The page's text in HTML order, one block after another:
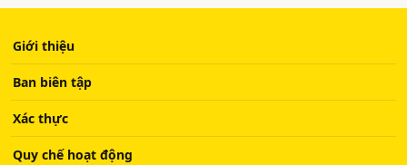
Giới thiệu
Ban biên tập
Xác thực
Quy chế hoạt động